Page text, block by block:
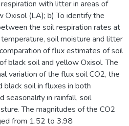
with litter in areas of
Oxisol (LA); b) To identify the
the soil respiration rates at
soil moisture and litter
of flux estimates of soil
black soil and yellow Oxisol. The
variation of the flux soil CO2, the
soil in fluxes in both
seasonality in rainfall, soil
The magnitudes of the CO2
from 1.52 to 3.98